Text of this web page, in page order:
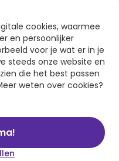
cookies, waarmee
en persoonlijker
voor je wat er in je
steeds onze website en
die het best passen
weten over cookies?